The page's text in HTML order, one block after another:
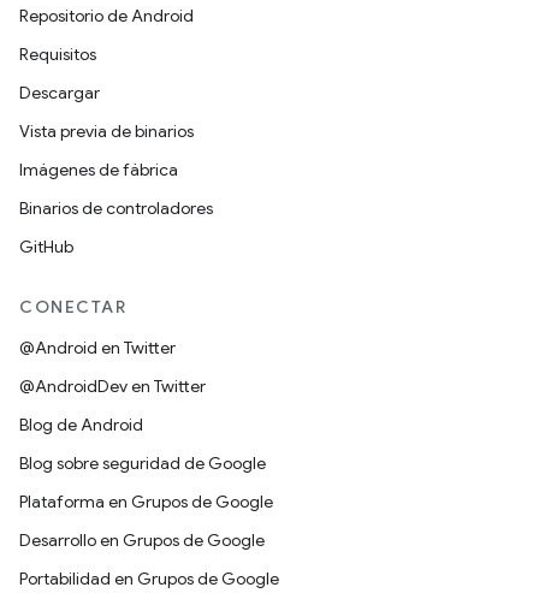
Repositorio de Android
Requisitos
Descargar
Vista previa de binarios
Imágenes de fábrica
Binarios de controladores
GitHub
CONECTAR
@Android en Twitter
@AndroidDev en Twitter
Blog de Android
Blog sobre seguridad de Google
Plataforma en Grupos de Google
Desarrollo en Grupos de Google
Portabilidad en Grupos de Google